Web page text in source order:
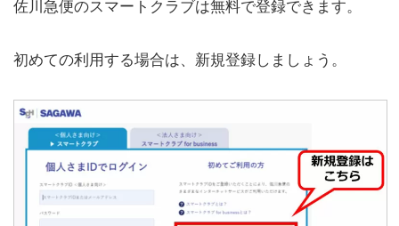
佐川急便のスマートクラブは無料で登録できます。
初めての利用する場合は、新規登録しましょう。